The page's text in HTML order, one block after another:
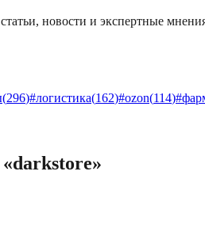
новости и экспертные
(296)#логистика(162)#ozon(114)#
darkstore»